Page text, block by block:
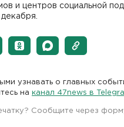
и центров социальной
узнавать о главных
на канал 47news в
Сообщите через